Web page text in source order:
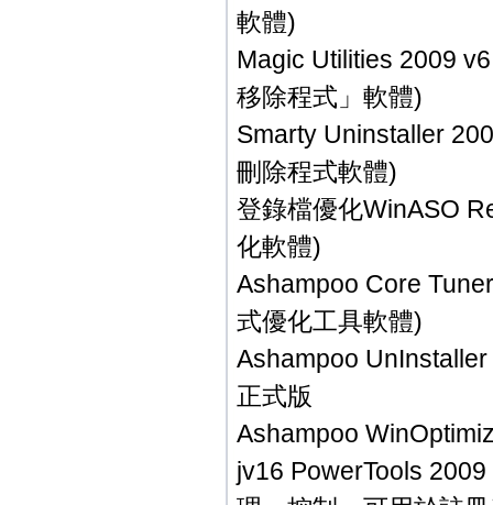
軟體)
Magic Utilities 2009
移除程式」軟體)
Smarty Uninstaller
刪除程式軟體)
登錄檔優化WinASO
化軟體)
Ashampoo Core
式優化工具軟體)
Ashampoo
正式版
Ashampoo
jv16 PowerTools